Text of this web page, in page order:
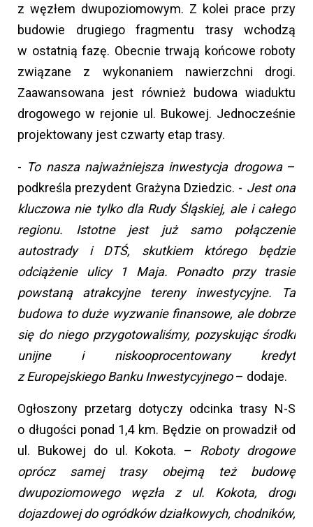
z węzłem dwupoziomowym. Z kolei prace przy
budowie drugiego fragmentu trasy wchodzą
w ostatnią fazę. Obecnie trwają końcowe roboty
związane z wykonaniem nawierzchni drogi.
Zaawansowana jest również budowa wiaduktu
drogowego w rejonie ul. Bukowej. Jednocześnie
projektowany jest czwarty etap trasy.
- To nasza najważniejsza inwestycja drogowa–
podkreśla prezydent Grażyna Dziedzic. - Jest ona
kluczowa nie tylko dla Rudy Śląskiej, ale i całego
regionu. Istotne jest już samo połączenie
autostrady i DTŚ, skutkiem którego będzie
odciążenie ulicy 1 Maja. Ponadto przy trasie
powstaną atrakcyjne tereny inwestycyjne. Ta
budowa to duże wyzwanie finansowe, ale dobrze
się do niego przygotowaliśmy, pozyskując środki
unijne i niskooprocentowany kredyt
z Europejskiego Banku Inwestycyjnego– dodaje.
Ogłoszony przetarg dotyczy odcinka trasy N-S
o długości ponad 1,4 km. Będzie on prowadził od
ul. Bukowej do ul. Kokota. – Roboty drogowe
oprócz samej trasy obejmą też budowę
dwupoziomowego węzła z ul. Kokota, drogi
dojazdowej do ogródków działkowych, chodników,